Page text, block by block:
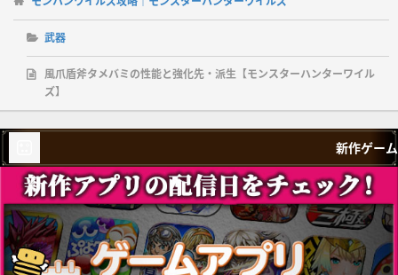
武器
風爪盾斧タメバミの性能と強化先・派生【モンスターハンターワイル
ズ】
新作ゲーム